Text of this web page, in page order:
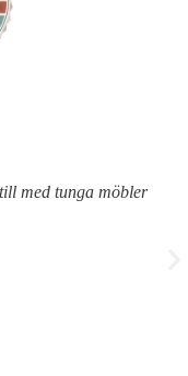
med tunga möbler